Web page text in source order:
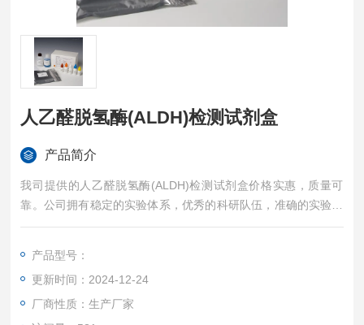
人乙醛脱氢酶(ALDH)检测试剂盒
产品简介
我司提供的人乙醛脱氢酶(ALDH)检测试剂盒价格实惠，质量可
靠。公司拥有稳定的实验体系，优秀的科研队伍，准确的实验结
果，是您值得信赖的合作伙伴，凡购买我司的试剂盒产品都可提
产品型号：
更新时间：2024-12-24
厂商性质：生产厂家